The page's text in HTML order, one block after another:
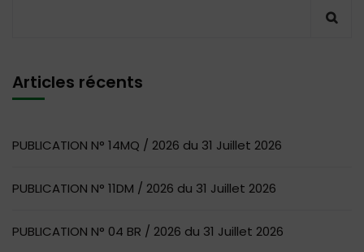
Articles récents
PUBLICATION N° 14MQ / 2026 du 31 Juillet 2026
PUBLICATION N° 11DM / 2026 du 31 Juillet 2026
PUBLICATION N° 04 BR / 2026 du 31 Juillet 2026